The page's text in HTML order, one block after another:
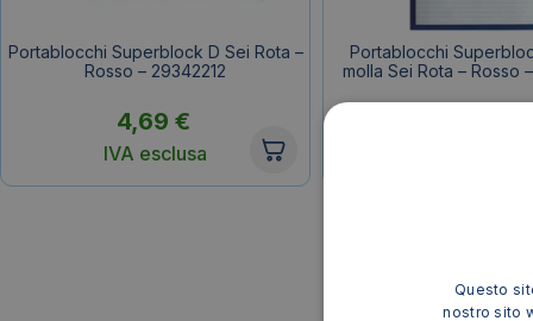
Portablocchi Superblock D Sei Rota –
Rosso – 29342212
4,69€
IVA esclusa
Portablocchi
molla Sei Rota – Rosso
Questo
nostro sito